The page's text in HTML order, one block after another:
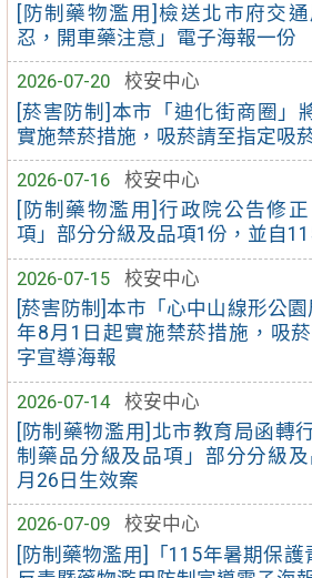
[防制藥物濫用]檢送北市府交
忍，開車藥注意」電子海報一份
2026-07-20
校安中心
[菸害防制]本市「迪化街商圈」
實施禁菸措施，吸菸請至指定吸
2026-07-16
校安中心
[防制藥物濫用]行政院公告修
項」部分分級及品項1份，並自
2026-07-15
校安中心
[菸害防制]本市「心中山線形公
年8月1日起實施禁菸措施，吸
字宣導海報
2026-07-14
校安中心
[防制藥物濫用]北市教育局函轉
制藥品分級及品項」部分分級
月26日生效案
2026-07-09
校安中心
[防制藥物濫用]「115年暑期保護